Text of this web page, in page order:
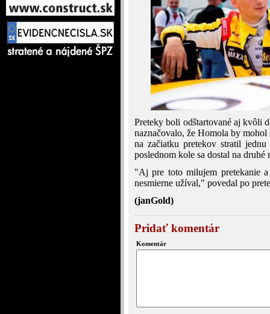
Preteky boli odštartované aj kvôli
naznačovalo, že Homola by
na začiatku pretekov stratil
poslednom kole sa dostal na
"Aj pre toto milujem pretekanie
nesmierne užíval," povedal po
(janGold)
Pridať komentár
Komentár